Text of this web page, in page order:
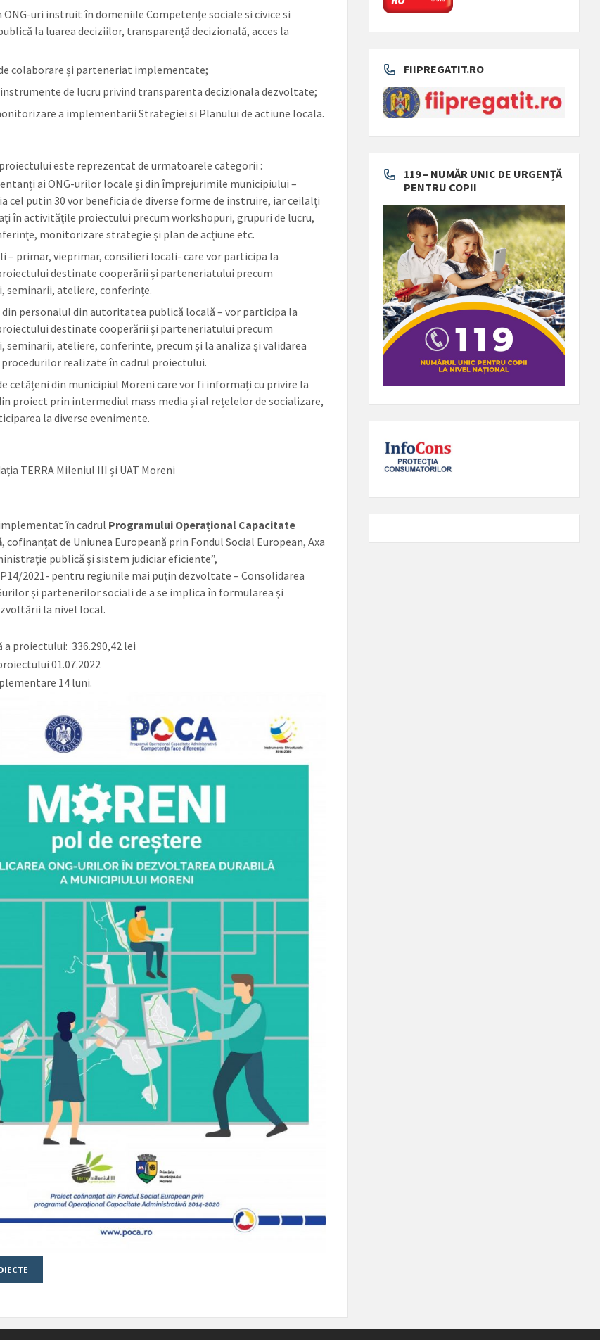
ONG-uri instruit în domeniile Competențe sociale si civice si
la luarea deciziilor, transparență decizională, acces la
colaborare și parteneriat implementate;
de lucru privind transparenta decizionala dezvoltate;
a implementarii Strategiei si Planului de actiune locala.
este reprezentat de urmatoarele categorii :
ai ONG-urilor locale și din împrejurimile municipiului –
cel putin 30 vor beneficia de diverse forme de instruire, iar ceilalți
în activitățile proiectului precum workshopuri, grupuri de lucru,
monitorizare strategie și plan de acțiune etc.
– primar, vieprimar, consilieri locali- care vor participa la
destinate cooperării și parteneriatului precum
seminarii, ateliere, conferințe.
din personalul din autoritatea publică locală – vor participa la
destinate cooperării și parteneriatului precum
seminarii, ateliere, conferinte, precum și la analiza și validarea
realizate în cadrul proiectului.
cetățeni din municipiul Moreni care vor fi informați cu privire la
proiect prin intermediul mass media și al rețelelor de socializare,
la diverse evenimente.
TERRA Mileniul III și UAT Moreni
în cadrul Programului Operațional Capacitate
, cofinanțat de Uniunea Europeană prin Fondul Social European, Axa
publică și sistem judiciar eficiente”,
2021- pentru regiunile mai puțin dezvoltate – Consolidarea
și partenerilor sociali de a se implica în formularea și
la nivel local.
proiectului: 336.290,42 lei
01.07.2022
14 luni.
FIIPREGATIT.RO
119 – NUMĂR UNIC DE URGENȚĂ
PENTRU COPII